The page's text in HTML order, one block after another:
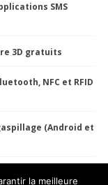
SMS
3D gratuits
NFC et RFID
(Android et
la meilleure